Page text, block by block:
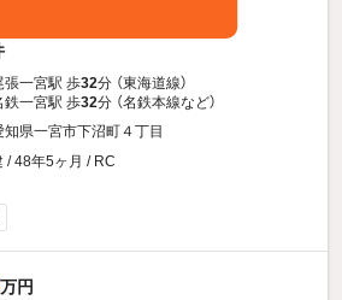
張一宮駅 歩32分 （東海道線）
鉄一宮駅 歩32分 （名鉄本線など）
知県一宮市下沼町４丁目
/ 48年5ヶ月 / RC
万円